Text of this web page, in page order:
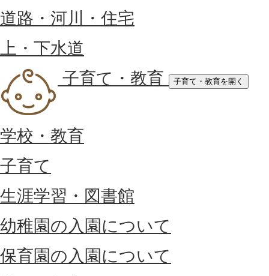
道路・河川・住宅
上・下水道
子育て・教育
子育て・教育を開く
学校・教育
子育て
生涯学習・図書館
幼稚園の入園について
保育園の入園について